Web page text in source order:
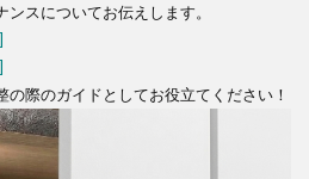
ン
スについてお伝えします。
際のガイドとしてお役立てください！